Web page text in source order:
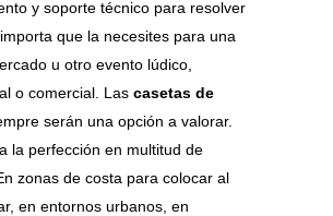
y soporte técnico para resolver
que la necesites para una
u otro evento lúdico,
o comercial. Las casetas de
serán una opción a valorar.
la perfección en multitud de
zonas de costa para colocar al
en entornos urbanos, en